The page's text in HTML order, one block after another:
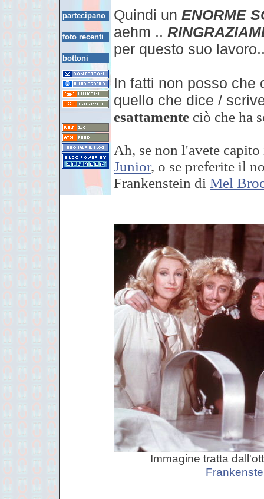
partecipano
foto recenti
bottoni
Quindi un ENORME
aehm ..
per questo suo
In fatti non posso che
quello che dice /
esattamente ciò che ha
Ah, se non l'avete
Junior, o se preferite il
Frankenstein di Mel
Immagine tratta